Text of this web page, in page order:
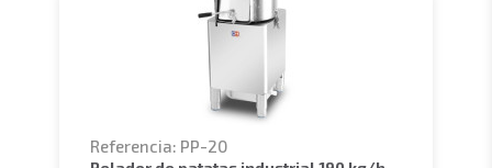
Referencia: PP-20